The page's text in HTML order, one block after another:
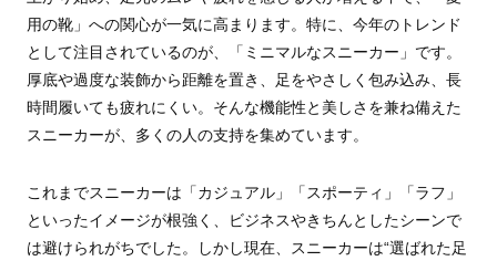
用の靴」への関心が一気に高まります。特に、今年のトレンド
として注目されているのが、「ミニマルなスニーカー」です。
厚底や過度な装飾から距離を置き、足をやさしく包み込み、長
時間履いても疲れにくい。そんな機能性と美しさを兼ね備えた
スニーカーが、多くの人の支持を集めています。
これまでスニーカーは「カジュアル」「スポーティ」「ラフ」
といったイメージが根強く、ビジネスやきちんとしたシーンで
は避けられがちでした。しかし現在、スニーカーは“選ばれた足